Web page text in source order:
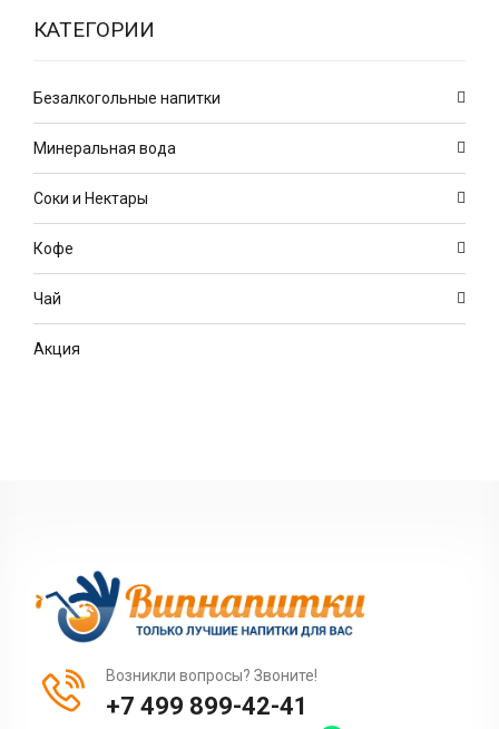
КАТЕГОРИИ
Безалкогольные напитки
Минеральная вода
Соки и Нектары
Кофе
Чай
Акция
Возникли вопросы? Звоните!
+7 499 899-42-41